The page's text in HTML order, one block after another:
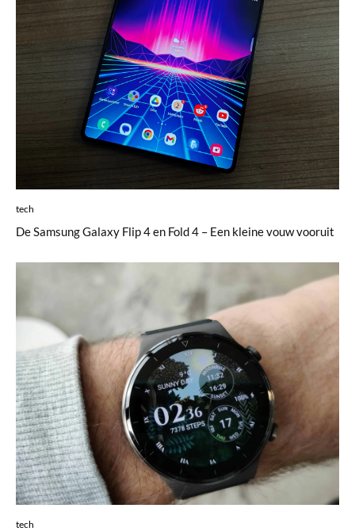
tech
De Samsung Galaxy Flip 4 en Fold 4 – Een kleine vouw vooruit
tech